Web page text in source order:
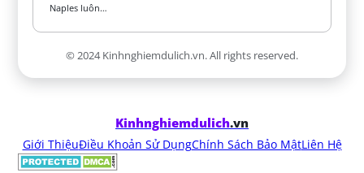
Naples luôn…
© 2024 Kinhnghiemdulich.vn. All rights reserved.
Kinhnghiemdulich.vn
Giới ThiệuĐiều Khoản Sử DụngChính Sách Bảo MậtLiên Hệ